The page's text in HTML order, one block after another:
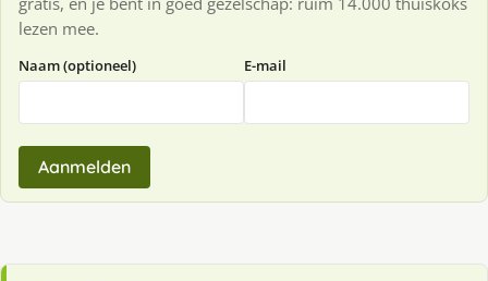
lezen mee.
Naam (optioneel) E-mail
Aanmelden